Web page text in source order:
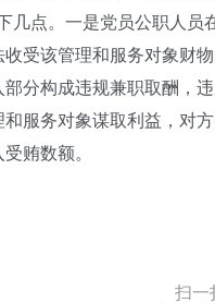
几点。一是党员公职人
受该管理和服务对象财
分构成违规兼职取酬，
服务对象谋取利益，对
贿数额。
扫一